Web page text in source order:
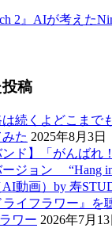
2』AIが考えた
稿
は続くよどこまで
た 2025年8月3日
ンド】「がんばれ
ジョン “Hang
動画）by 寿
イフラワー』を
ワー 2026年7月13